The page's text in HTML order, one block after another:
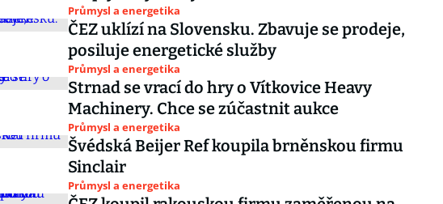
Průmysl a energetika
ČEZ uklízí na Slovensku. Zbavuje se prodeje,
posiluje energetické služby
Průmysl a energetika
Strnad se vrací do hry o Vítkovice Heavy
Machinery. Chce se zúčastnit aukce
Průmysl a energetika
Švédská Beijer Ref koupila brněnskou firmu
Sinclair
Průmysl a energetika